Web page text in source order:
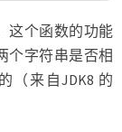
这个函数的功能
个字符串是否相
（来自JDK8 的